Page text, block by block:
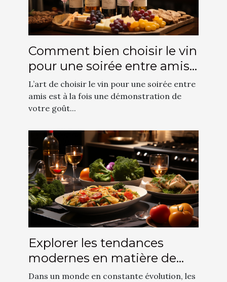
Comment bien choisir le vin
pour une soirée entre amis
?
L’art de choisir le vin pour une soirée entre
amis est à la fois une démonstration de
votre goût...
Explorer les tendances
modernes en matière de
cuisine confortable et élite
Dans un monde en constante évolution, les